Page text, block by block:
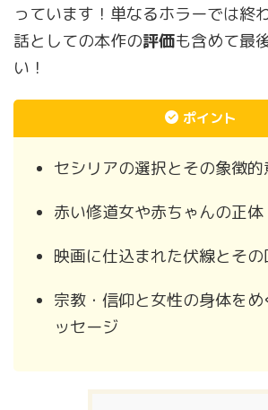
っています！単なるホラーでは終
話としての本作の評価も含めて最
い！
ポイント
セシリアの選択とその象徴的
赤い修道女や赤ちゃんの正体
映画に仕込まれた伏線とその
宗教・信仰と女性の身体を
ッセージ